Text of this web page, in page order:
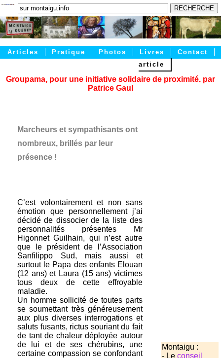
Contact
Livres
Photos
Pratique
Articles
article
Groupama, pour une initiative solidaire de proximité. par
Patrice Gaul
Marcheurs et sympathisants ont
nombreux, brillés par leur
présence !
C’est volontairement et non sans
émotion que personnellement j’ai
décidé de dissocier de la liste des
personnalités présentes Mr
Higonnet Guilhain, qui n’est autre
que le président de l’Association
Sanfilippo Sud, mais aussi et
surtout le Papa des enfants Elouan
(12 ans) et Laura (15 ans) victimes
tous deux de cette effroyable
maladie.
Un homme sollicité de toutes parts
se soumettant très généreusement
aux plus diverses interrogations et
saluts fusants, rictus souriant du fait
de tant de chaleur déployée autour
de lui et de ses chérubins, une
certaine compassion se confondant
Montaigu :
- Le conseil